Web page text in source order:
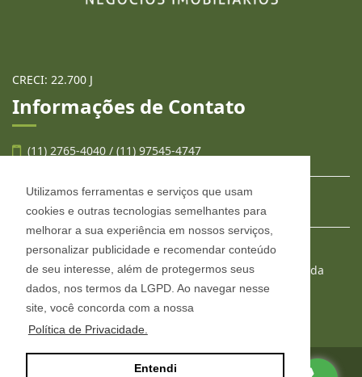
Utilizamos ferramentas e serviços que usam
cookies e outras tecnologias semelhantes para
melhorar a sua experiência em nossos serviços,
personalizar publicidade e recomendar conteúdo
de seu interesse, além de protegermos seus
dados, nos termos da LGPD. Ao navegar nesse
site, você concorda com a nossa
Política de Privacidade.
Entendi
CRECI: 22.700 J
Informações de Contato
(11) 2765-4040 / (11) 97545-4747
LLAFRAN NEGÓCIOS IMOBILIÁRIOS
Estr. São Francisco, 2008, conjunto 303, Jardim Wanda
Taboão da Serra - São Paulo
CEP: 06765-904
ImóvelOffice© - Todos os direitos reservados